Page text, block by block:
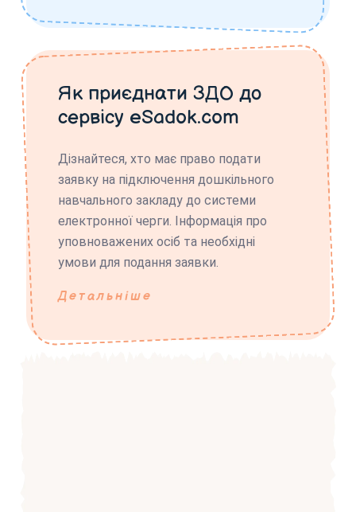
Як приєднати ЗДО до
сервісу eSadok.com
Дізнайтеся, хто має право подати
заявку на підключення дошкільного
навчального закладу до системи
електронної черги. Інформація про
уповноважених осіб та необхідні
умови для подання заявки.
Детальніше